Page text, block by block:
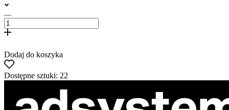
Dodaj do koszyka
Dostępne sztuki: 22